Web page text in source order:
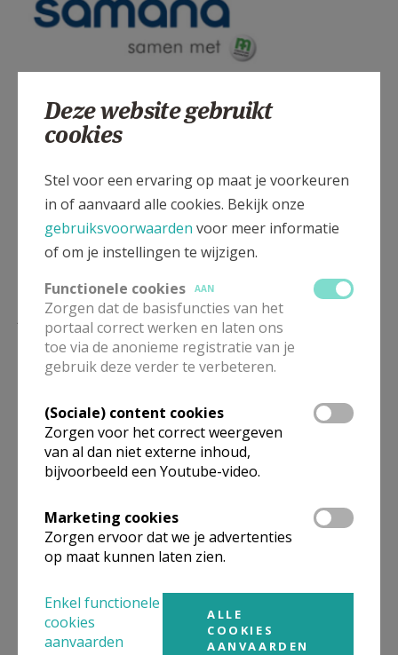
Lees meer
Beroepsvereniging Zorgpastores
Deze website gebruikt
cookies
Stel voor een ervaring op maat je voorkeuren
in of aanvaard alle cookies. Bekijk onze
gebruiksvoorwaarden voor meer informatie
of om je instellingen te wijzigen.
Functionele cookies
AAN
Zorgen dat de basisfuncties van het
portaal correct werken en laten ons
toe via de anonieme registratie van je
gebruik deze verder te verbeteren.
(Sociale) content cookies
Zorgen voor het correct weergeven
van al dan niet externe inhoud,
bijvoorbeeld een Youtube-video.
Marketing cookies
Zorgen ervoor dat we je advertenties
op maat kunnen laten zien.
Enkel functionele
cookies
aanvaarden
ALLE
COOKIES
AANVAARDEN